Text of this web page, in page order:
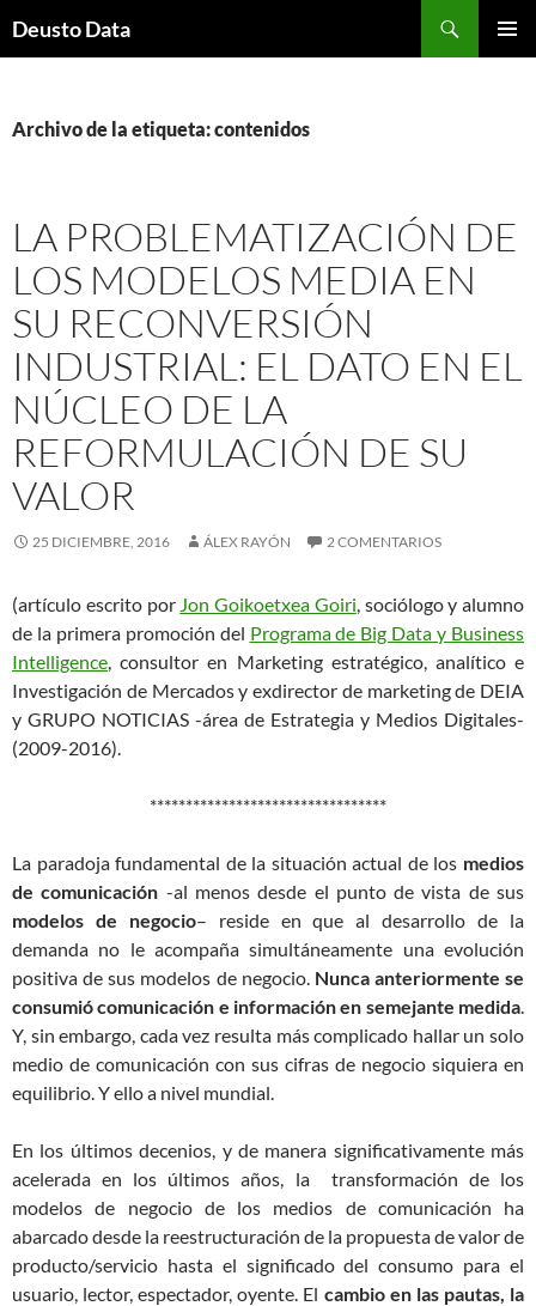
Deusto Data
Archivo de la etiqueta: contenidos
LA PROBLEMATIZACIÓN DE
LOS MODELOS MEDIA EN
SU RECONVERSIÓN
INDUSTRIAL: EL DATO EN EL
NÚCLEO DE LA
REFORMULACIÓN DE SU
VALOR
25 DICIEMBRE, 2016 ÁLEX RAYÓN 2 COMENTARIOS
(artículo escrito por Jon Goikoetxea Goiri, sociólogo y alumno
de la primera promoción del Programa de Big Data y Business
Intelligence, consultor en Marketing estratégico, analítico e
Investigación de Mercados y exdirector de marketing de DEIA
y GRUPO NOTICIAS -área de Estrategia y Medios Digitales-
(2009-2016).
*********************************
La paradoja fundamental de la situación actual de los medios
de comunicación -al menos desde el punto de vista de sus
modelos de negocio– reside en que al desarrollo de la
demanda no le acompaña simultáneamente una evolución
positiva de sus modelos de negocio. Nunca anteriormente se
consumió comunicación e información en semejante medida.
Y, sin embargo, cada vez resulta más complicado hallar un solo
medio de comunicación con sus cifras de negocio siquiera en
equilibrio. Y ello a nivel mundial.
En los últimos decenios, y de manera significativamente más
acelerada en los últimos años, la transformación de los
modelos de negocio de los medios de comunicación ha
abarcado desde la reestructuración de la propuesta de valor de
producto/servicio hasta el significado del consumo para el
usuario, lector, espectador, oyente. El cambio en las pautas, la